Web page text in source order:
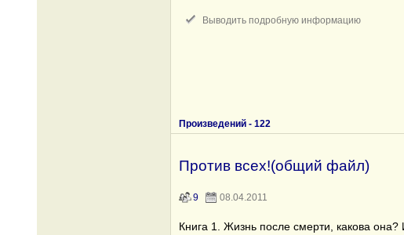
Выводить подробную информацию
Произведений - 122
Против всех!(общий файл)
9 08.04.2011
Книга 1. Жизнь после смерти, какова она?